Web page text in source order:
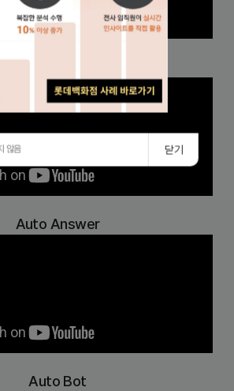
않음 닫기
Auto Answer
Auto Bot